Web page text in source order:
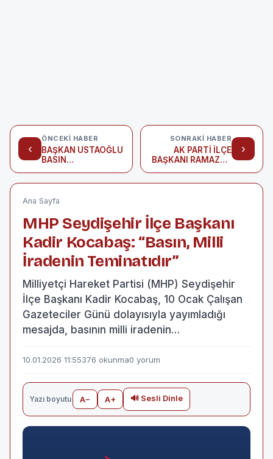
‹
ÖNCEKI HABER
BAŞKAN USTAOĞLU
BASIN
›
SONRAKI HABER
AK PARTİ İLÇE
BAŞKANI RAMAZAN
Ana Sayfa
MHP Seydişehir İlçe Başkanı
Kadir Kocabaş: “Basın, Milli
İradenin Teminatıdır”
Milliyetçi Hareket Partisi (MHP) Seydişehir
İlçe Başkanı Kadir Kocabaş, 10 Ocak Çalışan
Gazeteciler Günü dolayısıyla yayımladığı
mesajda, basının milli iradenin…
10.01.2026 11:55376 okunma0 yorum
Yazı boyutu A− A+ 🔊 Sesli Dinle